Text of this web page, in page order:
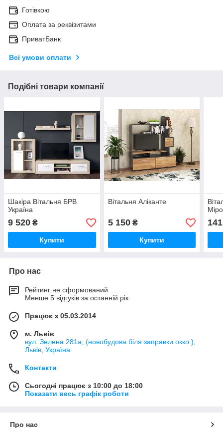
Готівкою
Оплата за реквізитами
ПриватБанк
Всі умови оплати
Подібні товари компанії
Шакіра Вітальня БРВ
Україна
9 520 ₴
Купити
Вітальня Аліканте
5 150₴
Купити
Про нас
Рейтинг не сформований
Менше 5 відгуків за останній рік
Працює з 05.03.2014
м. Львів
вул. Зелена 281а, (новобудова біля заправки окко ),
Львів, Україна
Контакти
Сьогодні працює з 10:00 до 18:00
Показати весь графік роботи
Про нас